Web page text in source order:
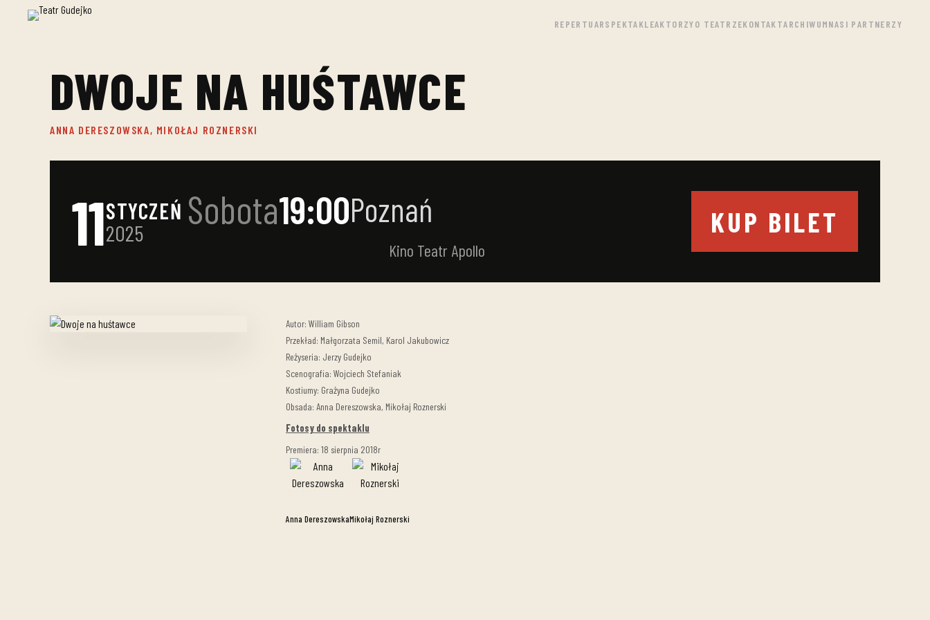
REPERTUARSPEKTAKLEAKTORZYO TEATRZEKONTAKTARCHIWUMNASI PARTNERZY
DWOJE NA HUŚTAWCE
ANNA DERESZOWSKA, MIKOŁAJ ROZNERSKI
11STYCZEŃ
2025
Sobota19:00Poznań
Kino Teatr Apollo
KUP BILET
Autor: William Gibson
Przekład: Małgorzata Semil, Karol Jakubowicz
Reżyseria: Jerzy Gudejko
Scenografia: Wojciech Stefaniak
Kostiumy: Grażyna Gudejko
Obsada: Anna Dereszowska, Mikołaj Roznerski
Fotosy do spektaklu
Premiera: 18 sierpnia 2018r
Anna DereszowskaMikołaj Roznerski